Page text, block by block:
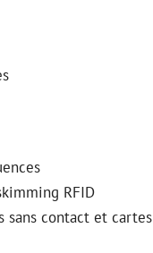
RFID
sans contact et cartes